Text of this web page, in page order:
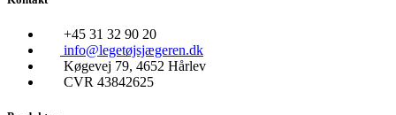
+45 31 32 90 20
info@legetøjsjægeren.dk
Køgevej 79, 4652 Hårlev
CVR 43842625